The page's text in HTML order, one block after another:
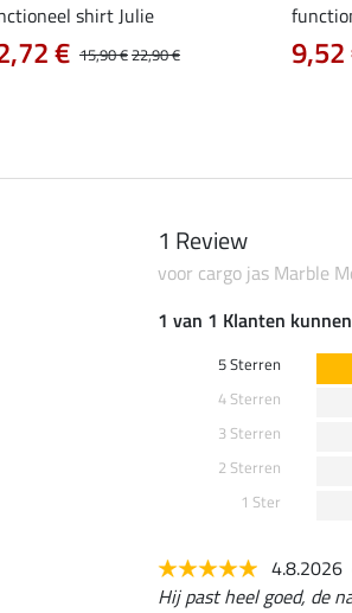
shirt Julie
15,90 €22,90 €
€ 9,52
1 Review
voor cargo jas Marble
1 van 1 Klanten
5 Sterren
4 Sterren
3 Sterren
2 Sterren
1 Ster
4.8.2026
Hij past heel goed, de